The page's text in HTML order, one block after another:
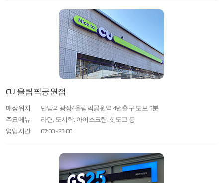
CU 올림픽공원점
매장위치
만남의광장/ 올림픽공원역 4번출구 도보 5분
주요메뉴
라면, 도시락, 아이스크림, 핫도그 등
영업시간
07:00~23:00